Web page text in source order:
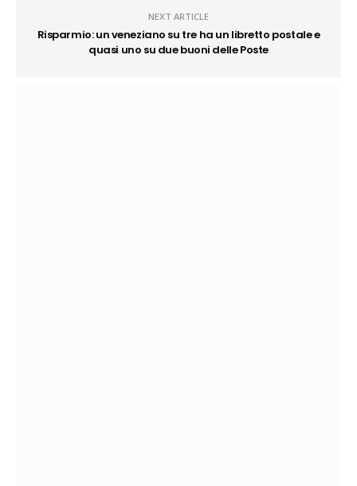
NEXT ARTICLE
Risparmio: un veneziano su tre ha un libretto postale e
quasi uno su due buoni delle Poste